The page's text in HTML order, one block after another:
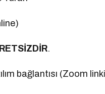
.
bağlantısı (Zoom